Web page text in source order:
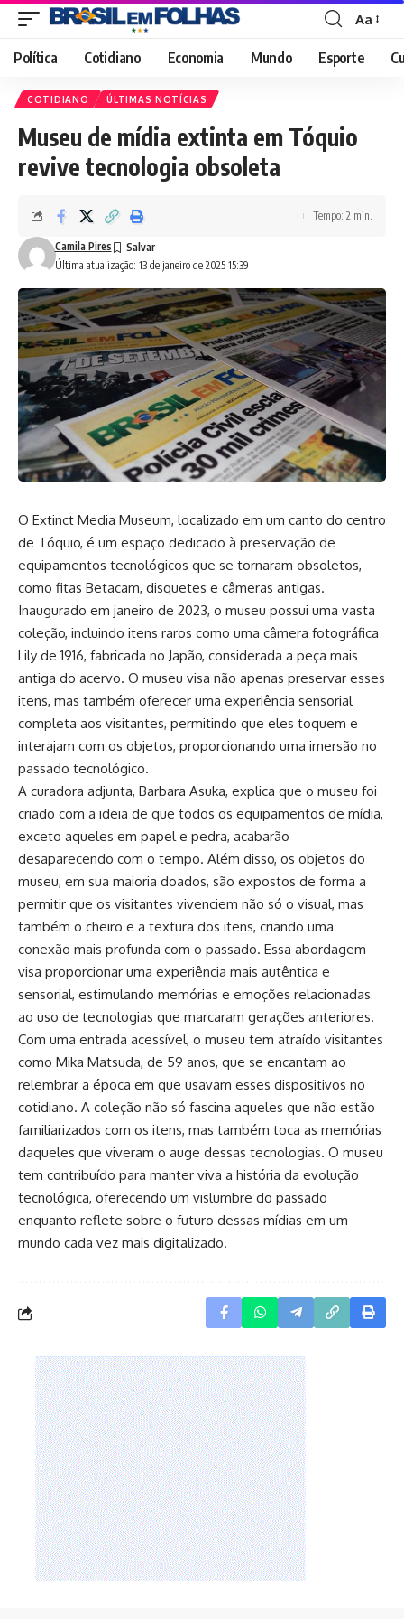
Font
Resizer
Aa
Política Cotidiano Economia Mundo Esporte
COTIDIANO ÚLTIMAS NOTÍCIAS
Museu de mídia extinta em Tóquio
revive tecnologia obsoleta
Última atualização: 13 de janeiro de 2025 15:39
Camila Pires
Tempo: 2 min.
O Extinct Media Museum, localizado em um canto do centro
de Tóquio, é um espaço dedicado à preservação de
equipamentos tecnológicos que se tornaram obsoletos,
como fitas Betacam, disquetes e câmeras antigas.
Inaugurado em janeiro de 2023, o museu possui uma vasta
coleção, incluindo itens raros como uma câmera fotográfica
Lily de 1916, fabricada no Japão, considerada a peça mais
antiga do acervo. O museu visa não apenas preservar esses
itens, mas também oferecer uma experiência sensorial
completa aos visitantes, permitindo que eles toquem e
interajam com os objetos, proporcionando uma imersão no
passado tecnológico.
A curadora adjunta, Barbara Asuka, explica que o museu foi
criado com a ideia de que todos os equipamentos de mídia,
exceto aqueles em papel e pedra, acabarão
desaparecendo com o tempo. Além disso, os objetos do
museu, em sua maioria doados, são expostos de forma a
permitir que os visitantes vivenciem não só o visual, mas
também o cheiro e a textura dos itens, criando uma
conexão mais profunda com o passado. Essa abordagem
visa proporcionar uma experiência mais autêntica e
sensorial, estimulando memórias e emoções relacionadas
ao uso de tecnologias que marcaram gerações anteriores.
Com uma entrada acessível, o museu tem atraído visitantes
como Mika Matsuda, de 59 anos, que se encantam ao
relembrar a época em que usavam esses dispositivos no
cotidiano. A coleção não só fascina aqueles que não estão
familiarizados com os itens, mas também toca as memórias
daqueles que viveram o auge dessas tecnologias. O museu
tem contribuído para manter viva a história da evolução
tecnológica, oferecendo um vislumbre do passado
enquanto reflete sobre o futuro dessas mídias em um
mundo cada vez mais digitalizado.